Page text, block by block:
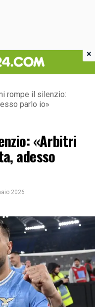
rompe il silenzio:
parlo io»
«Arbitri
adesso
2026
×